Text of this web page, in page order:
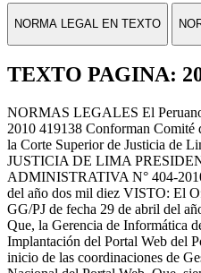
NORMA LEGAL EN TEXTO
TEXTO PAGINA:
NORMAS LEGALES El
2010 419138 Conforman Comité
la Corte Superior de Justicia de
JUSTICIA DE LIMA
ADMINISTRATIVA N° 404-
del año dos mil diez VISTO: El
GG/PJ de fecha 29 de abril del
Que, la Gerencia de Informática
Implantación del Portal Web del
inicio de las coordinaciones de